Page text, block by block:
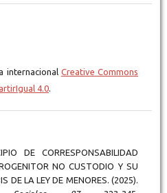
internacional Creative Commons
4.0.
DE CORRESPONSABILIDAD
NO CUSTODIO Y SU
DE LA LEY DE MENORES. (2025).